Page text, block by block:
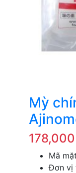
Mỳ
Mã
Đơn vị